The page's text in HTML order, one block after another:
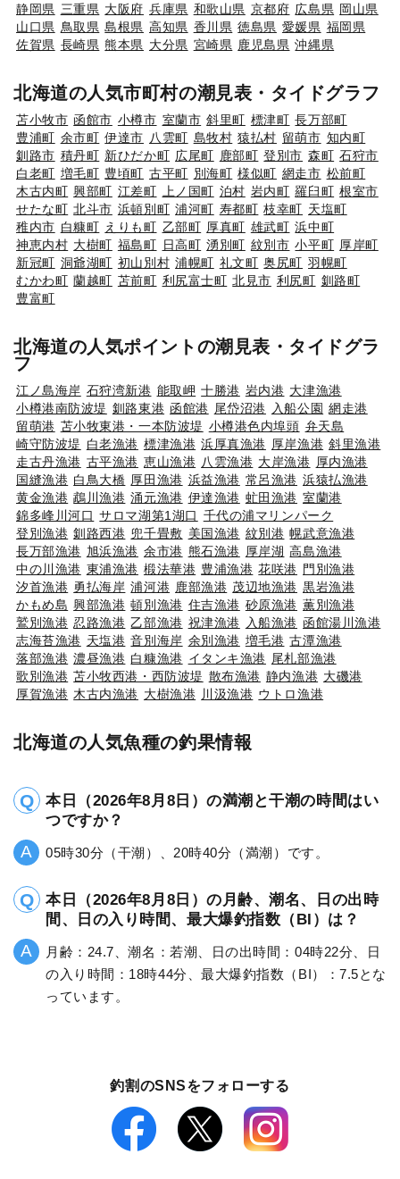
静岡県 三重県 大阪府 兵庫県 和歌山県 京都府 広島県 岡山県
山口県 鳥取県 島根県 高知県 香川県 徳島県 愛媛県 福岡県
佐賀県 長崎県 熊本県 大分県 宮崎県 鹿児島県 沖縄県
北海道の人気市町村の潮見表・タイドグラフ
苫小牧市 函館市 小樽市 室蘭市 斜里町 標津町 長万部町
豊浦町 余市町 伊達市 八雲町 島牧村 猿払村 留萌市 知内町
釧路市 積丹町 新ひだか町 広尾町 鹿部町 登別市 森町 石狩市
白老町 増毛町 豊頃町 古平町 別海町 様似町 網走市 松前町
木古内町 興部町 江差町 上ノ国町 泊村 岩内町 羅臼町 根室市
せたな町 北斗市 浜頓別町 浦河町 寿都町 枝幸町 天塩町
稚内市 白糠町 えりも町 乙部町 厚真町 雄武町 浜中町
神恵内村 大樹町 福島町 日高町 湧別町 紋別市 小平町 厚岸町
新冠町 洞爺湖町 初山別村 浦幌町 礼文町 奥尻町 羽幌町
むかわ町 蘭越町 苫前町 利尻富士町 北見市 利尻町 釧路町
豊富町
北海道の人気ポイントの潮見表・タイドグラ
フ
江ノ島海岸 石狩湾新港 能取岬 十勝港 岩内港 大津漁港
小樽港南防波堤 釧路東港 函館港 尾岱沼港 入船公園 網走港
留萌港 苫小牧東港・一本防波堤 小樽港色内埠頭 弁天島
崎守防波堤 白老漁港 標津漁港 浜厚真漁港 厚岸漁港 斜里漁港
走古丹漁港 古平漁港 恵山漁港 八雲漁港 大岸漁港 厚内漁港
国縫漁港 白鳥大橋 厚田漁港 浜益漁港 常呂漁港 浜猿払漁港
黄金漁港 鵡川漁港 涌元漁港 伊達漁港 虻田漁港 室蘭港
錦多峰川河口 サロマ湖第1湖口 千代の浦マリンパーク
登別漁港 釧路西港 兜千畳敷 美国漁港 紋別港 幌武意漁港
長万部漁港 旭浜漁港 余市港 熊石漁港 厚岸湖 高島漁港
中の川漁港 東浦漁港 椴法華港 豊浦漁港 花咲港 門別漁港
汐首漁港 勇払海岸 浦河港 鹿部漁港 茂辺地漁港 黒岩漁港
かもめ島 興部漁港 頓別漁港 住吉漁港 砂原漁港 薫別漁港
鷲別漁港 忍路漁港 乙部漁港 祝津漁港 入船漁港 函館湯川漁港
志海苔漁港 天塩港 音別海岸 余別漁港 増毛港 古潭漁港
落部漁港 濃昼漁港 白糠漁港 イタンキ漁港 尾札部漁港
歌別漁港 苫小牧西港・西防波堤 散布漁港 静内漁港 大磯港
厚賀漁港 木古内漁港 大樹漁港 川汲漁港 ウトロ漁港
北海道の人気魚種の釣果情報
本日（2026年8月8日）の満潮と干潮の時間はい
つですか？
05時30分（干潮）、20時40分（満潮）です。
本日（2026年8月8日）の月齢、潮名、日の出時
間、日の入り時間、最大爆釣指数（BI）は？
月齢：24.7、潮名：若潮、日の出時間：04時22分、日
の入り時間：18時44分、最大爆釣指数（BI）：7.5とな
っています。
釣割のSNSをフォローする